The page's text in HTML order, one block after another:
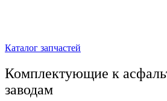
Каталог запчастей
Комплектующие к
заводам